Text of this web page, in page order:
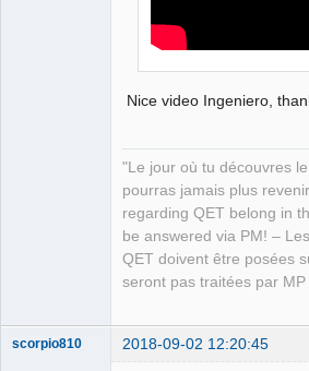
Nice video Ingeniero,
"Le jour où tu découvres
pourras jamais plus
regarding QET belong in
be answered via PM! –
QET doivent être posées
seront pas traitées par MP
scorpio810 2018-09-02 12:20:45